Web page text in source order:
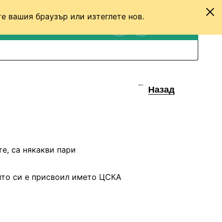
вашия браузър или изтеглете нов.
Назад
са някакви пари
си е присвоил името ЦСКА